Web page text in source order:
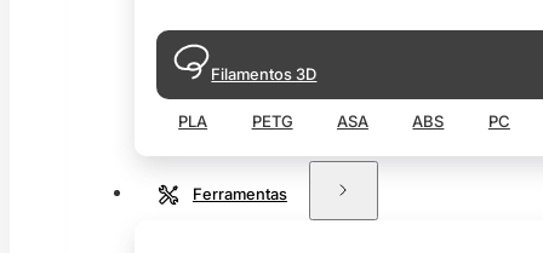
Filamentos 3D
PLA PETG ASA ABS PC
Ferramentas